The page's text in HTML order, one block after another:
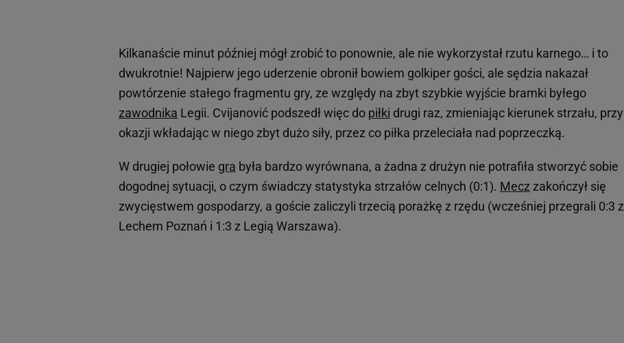
Kilkanaście minut później mógł zrobić to ponownie, ale nie wykorzystał rzutu karnego… i to
dwukrotnie! Najpierw jego uderzenie obronił bowiem golkiper gości, ale sędzia nakazał
powtórzenie stałego fragmentu gry, ze względy na zbyt szybkie wyjście bramki byłego
zawodnika Legii. Cvijanović podszedł więc do piłki drugi raz, zmieniając kierunek strzału, przy
okazji wkładając w niego zbyt dużo siły, przez co piłka przeleciała nad poprzeczką.
W drugiej połowie gra była bardzo wyrównana, a żadna z drużyn nie potrafiła stworzyć sobie
dogodnej sytuacji, o czym świadczy statystyka strzałów celnych (0:1). Mecz zakończył się
zwycięstwem gospodarzy, a goście zaliczyli trzecią porażkę z rzędu (wcześniej przegrali 0:3 z
Lechem Poznań i 1:3 z Legią Warszawa).